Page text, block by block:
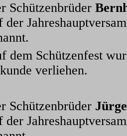
Schützenbrüder
der
dem Schützenfest
verliehen.
Schützenbrüder
der